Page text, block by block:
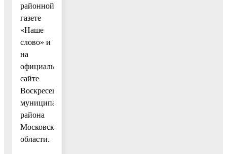
районной
газете
«Наше
слово» и
на
официальном
сайте
Воскресенского
муниципального
района
Московской
области.